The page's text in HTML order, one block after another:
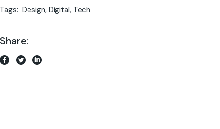
Tags: Design, Digital, Tech
Share: